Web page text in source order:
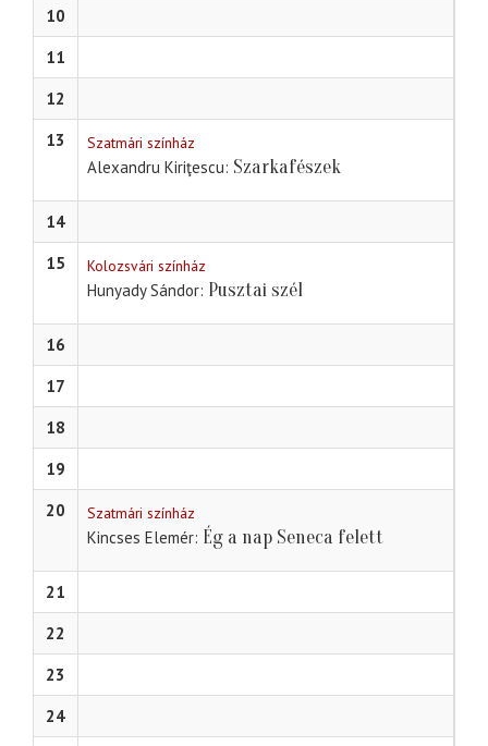
10
11
12
13
Szatmári színház
Alexandru Kiriţescu Szarkafészek
14
15
Kolozsvári színház
Hunyady Sándor Pusztai szél
16
17
18
19
20
Szatmári színház
Kincses Elemér Ég a nap Seneca felett
21
22
23
24